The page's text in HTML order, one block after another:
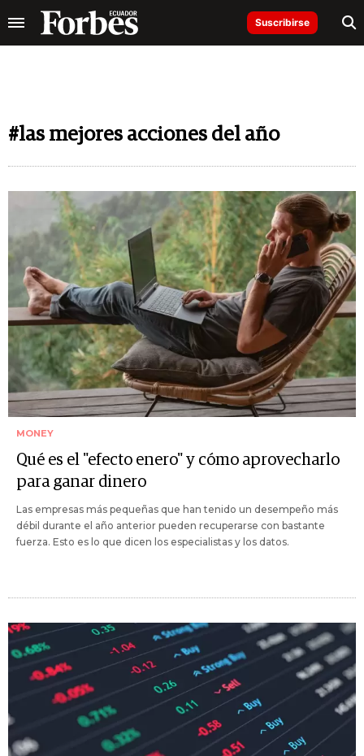
Suscribirse
#las mejores acciones del año
MONEY
Qué es el "efecto enero" y cómo aprovecharlo
para ganar dinero
Las empresas más pequeñas que han tenido un desempeño más
débil durante el año anterior pueden recuperarse con bastante
fuerza. Esto es lo que dicen los especialistas y los datos.